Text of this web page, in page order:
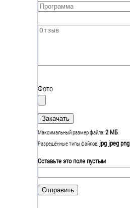
Программа*
Отзыв*
Фото
Максимальный размер файла:2 МБ
Разрешённые типы файлов: jpg jpeg png
Оставьте это поле пустым